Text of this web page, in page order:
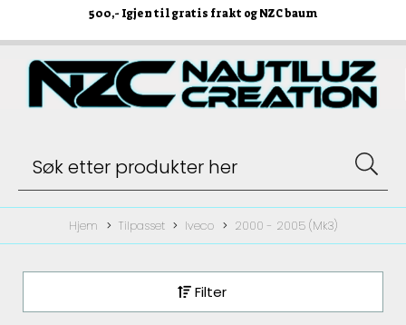
500,- Igjen til gratis frakt og NZC baum
Hjem Tilpasset Iveco 2000 - 2005 (Mk3)
Filter